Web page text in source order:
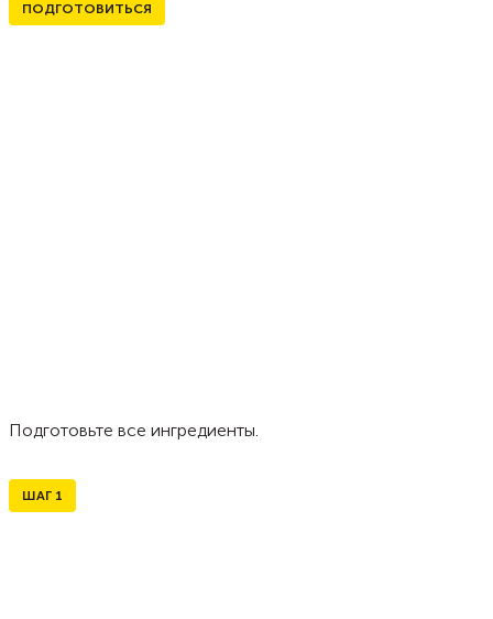
ПОДГОТОВИТЬСЯ
Подготовьте все ингредиенты.
ШАГ 1